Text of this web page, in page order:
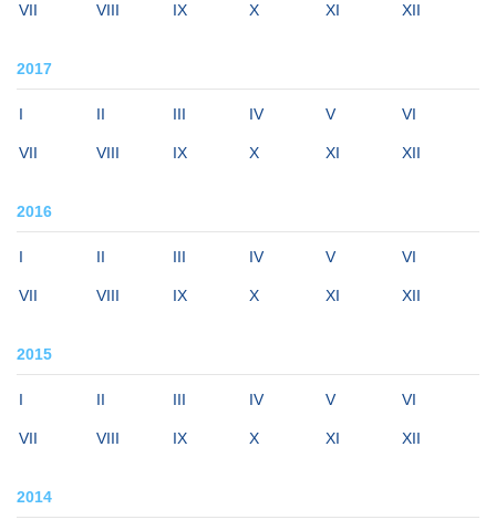
VII VIII IX X XI XII
2017
I II III IV V VI
VII VIII IX X XI XII
2016
I II III IV V VI
VII VIII IX X XI XII
2015
I II III IV V VI
VII VIII IX X XI XII
2014